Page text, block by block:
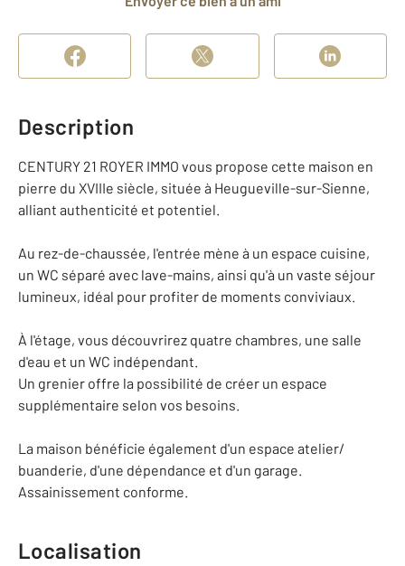
Description
CENTURY 21 ROYER IMMO vous propose cette maison en
pierre du XVIIIe siècle, située à Heugueville-sur-Sienne,
alliant authenticité et potentiel.
Au rez-de-chaussée, l'entrée mène à un espace cuisine,
un WC séparé avec lave-mains, ainsi qu'à un vaste séjour
lumineux, idéal pour profiter de moments conviviaux.
À l'étage, vous découvrirez quatre chambres, une salle
d'eau et un WC indépendant.
Un grenier offre la possibilité de créer un espace
supplémentaire selon vos besoins.
La maison bénéficie également d'un espace atelier/
buanderie, d'une dépendance et d'un garage.
Assainissement conforme.
Localisation